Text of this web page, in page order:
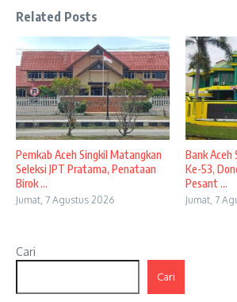
Related Posts
Pemkab Aceh Singkil Matangkan
Seleksi JPT Pratama, Penataan
Birok ...
Jumat, 7 Agustus 2026
Bank Aceh
Ke-53,
Pesant ...
Jumat, 7
Cari
Cari